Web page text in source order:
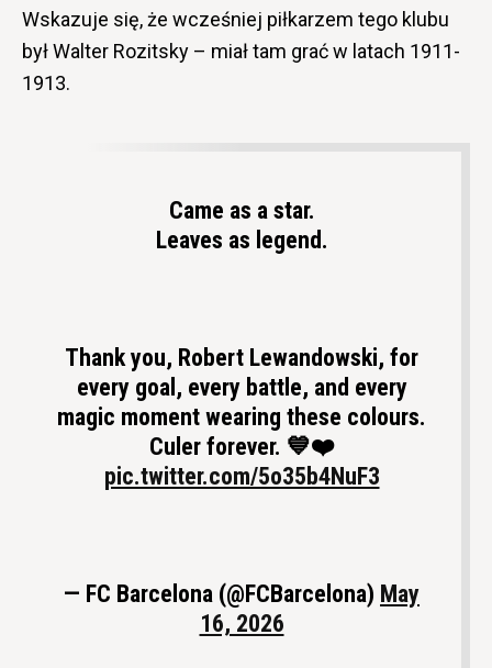
Wskazuje się, że wcześniej piłkarzem tego klubu
był Walter Rozitsky – miał tam grać w latach 1911-
1913.
Came as a star.
Leaves as legend.
Thank you, Robert Lewandowski, for
every goal, every battle, and every
magic moment wearing these colours.
Culer forever. 💙❤️
pic.twitter.com/5o35b4NuF3
— FC Barcelona (@FCBarcelona) May
16, 2026